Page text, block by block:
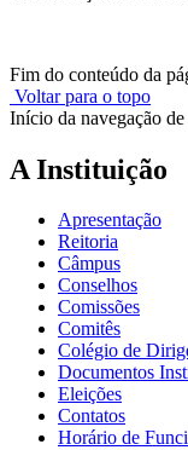
Fim do conteúdo da
Voltar para o topo
Início da navegação de
A Instituição
Apresentação
Reitoria
Câmpus
Conselhos
Comissões
Comitês
Colégio de
Documentos
Eleições
Contatos
Horário de